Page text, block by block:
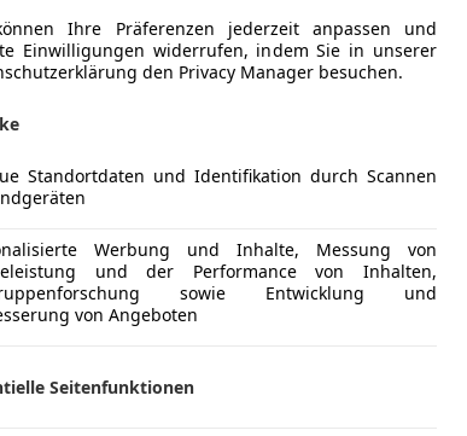
Benzin
5,30
l/
CO₂-Emissionen
120 g/km
Komfort
anzeigen
Weiß
anzeigen
Ihre Präferenzen jederzeit anpassen und
Einwilligungen widerrufen, indem Sie in unserer
den Privacy Manager besuchen.
Standortdaten und Identifikation durch Scannen
Werbung und Inhalte, Messung von
und der Performance von Inhalten,
sowie Entwicklung und
von Angeboten
Seitenfunktionen